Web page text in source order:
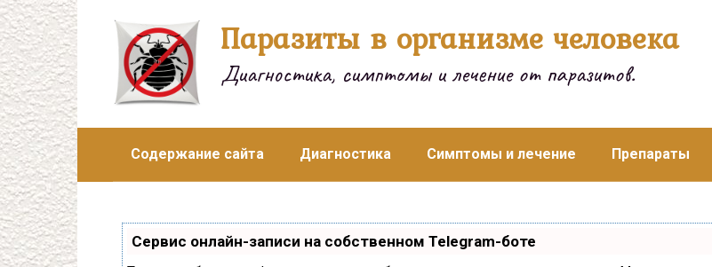
Перейти
к
контенту
Паразиты в организме человека
Диагностика, симптомы и лечение от паразитов.
Содержание сайта Диагностика Симптомы и лечение Препараты
Сервис онлайн-записи на собственном Telegram-боте